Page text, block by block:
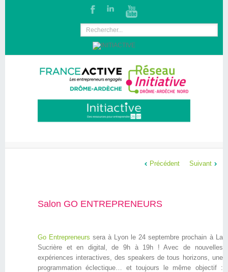
Précédent Suivant
Salon GO ENTREPRENEURS
Go Entrepreneurs sera à Lyon le 24 septembre prochain à La
Sucrière et en digital, de 9h à 19h ! Avec de nouvelles
expériences interactives, des speakers de tous horizons, une
programmation éclectique… et toujours le même objectif :